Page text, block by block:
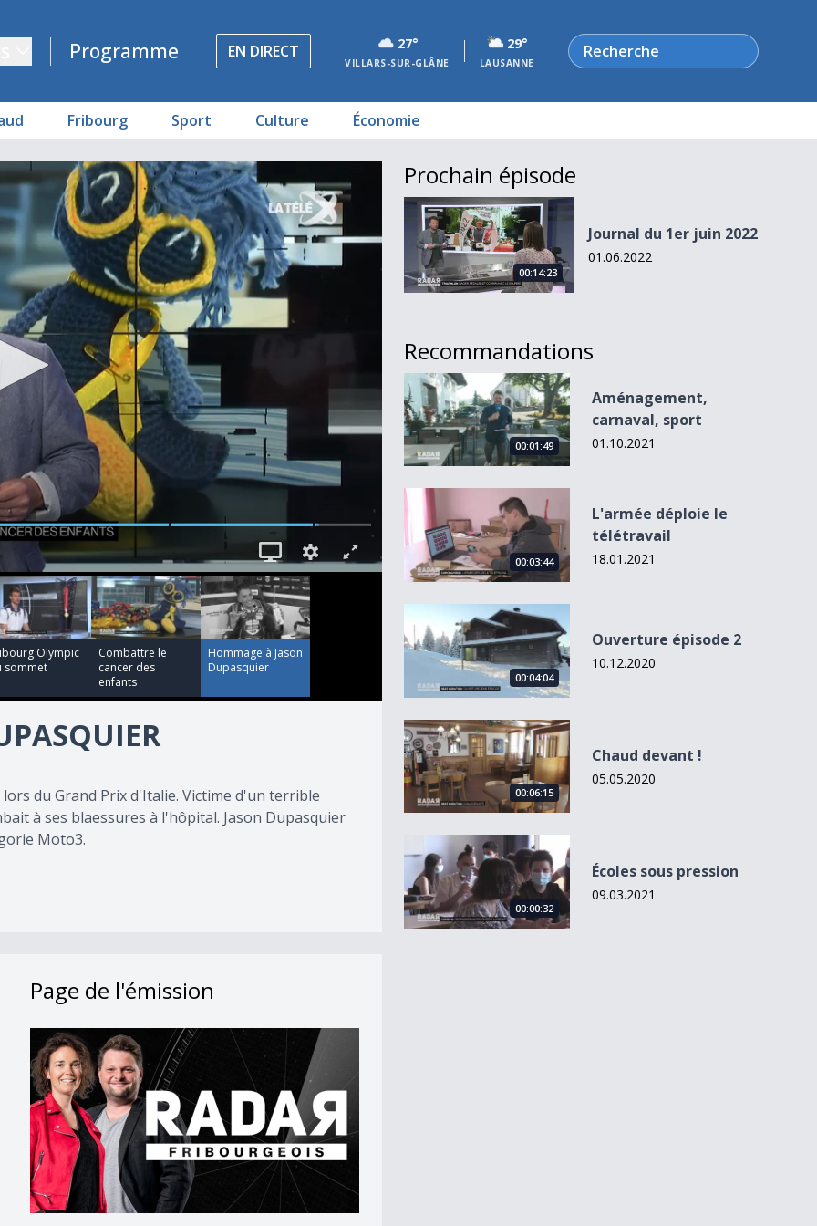
Programme EN DIRECT 27°
VILLARS-SUR-GLÂNE
29°
LAUSANNE
Rechercher
Fribourg Sport Culture Économie
Olympic
sommet
00:02:55
Combattre le
cancer des
enfants
00:01:00
Hommage à Jason
Dupasquier
du Grand Prix d'Italie. Victime d'un terrible
à ses blaessures à l'hôpital. Jason Dupasquier
Moto3.
Page de l'émission
Prochain épisode
Journal du 1er juin 2022
00:14:23
Journal du 1er juin 2022
01.06.2022
Recommandations
Aménagement, carnaval, sport
00:01:49
Aménagement,
carnaval, sport
01.10.2021
L&#039;armée déploie le télétravail
00:03:44
L'armée déploie le
télétravail
18.01.2021
Ouverture épisode 2
00:04:04
Ouverture épisode 2
10.12.2020
Chaud devant !
00:06:15
Chaud devant !
05.05.2020
Écoles sous pression
00:00:32
Écoles sous pression
09.03.2021